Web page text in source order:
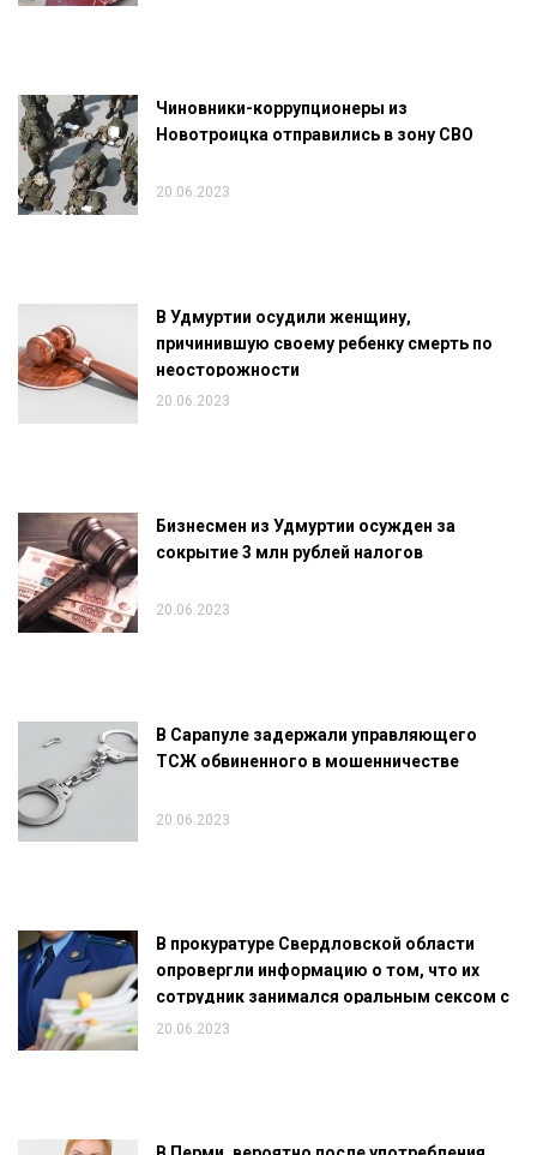
Чиновники-коррупционеры из
Новотроицка отправились в зону СВО
20.06.2023
В Удмуртии осудили женщину,
причинившую своему ребенку смерть по
неосторожности
20.06.2023
Бизнесмен из Удмуртии осужден за
сокрытие 3 млн рублей налогов
20.06.2023
В Сарапуле задержали управляющего
ТСЖ обвиненного в мошенничестве
20.06.2023
В прокуратуре Свердловской области
опровергли информацию о том, что их
сотрудник занимался оральным сексом с
заключенной
20.06.2023